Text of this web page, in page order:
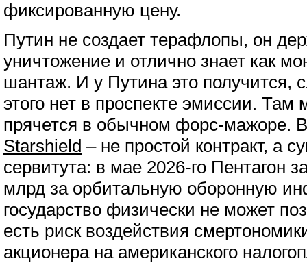
фиксированную цену.
Путин не создает терафлопы, он
уничтожение и отлично знает как
шантаж. И у Путина это получится,
этого нет в проспекте эмиссии. Там
прячется в обычном форс-мажоре.
Starshield – не простой контракт, а
сервитута: в мае 2026-го Пентагон
млрд за орбитальную оборонную
государство физически не может
есть риск воздействия
акционера на американского